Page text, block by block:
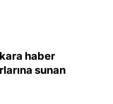
haber
sunan